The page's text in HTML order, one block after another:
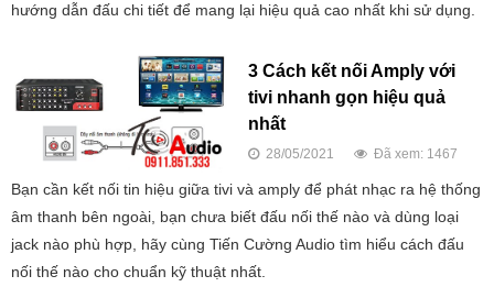
hướng dẫn đấu chi tiết để mang lại hiệu quả cao nhất khi sử dụng.
3 Cách kết nối Amply với
tivi nhanh gọn hiệu quả
nhất
28/05/2021 Đã xem: 1467
Bạn cần kết nối tin hiệu giữa tivi và amply để phát nhạc ra hệ thống
âm thanh bên ngoài, bạn chưa biết đấu nối thế nào và dùng loại
jack nào phù hợp, hãy cùng Tiến Cường Audio tìm hiểu cách đấu
nối thế nào cho chuẩn kỹ thuật nhất.